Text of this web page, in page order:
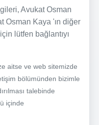
Avukat Osman
Osman Kaya 'ın diğer
lütfen bağlantıyı
aitse ve web sitemizde
bölümünden bizimle
talebinde
içinde